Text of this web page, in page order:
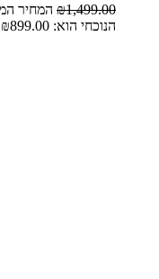
₪1,499.00 המחיר המקורי
הנוכחי הוא: ₪899.00.